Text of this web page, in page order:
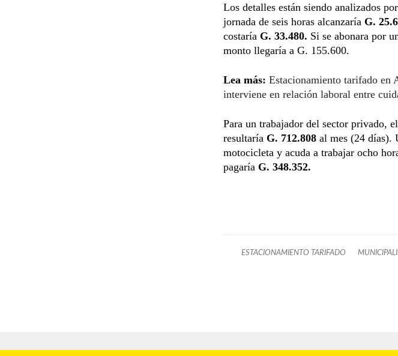
Los detalles están siendo analizados
jornada de seis horas alcanzaría G.
costaría G. 33.480. Si se abonara por
monto llegaría a G. 155.600.
Lea más: Estacionamiento tarifado en
interviene en relación laboral entre
Para un trabajador del sector privado,
resultaría G. 712.808 al mes (24 días).
motocicleta y acuda a trabajar ocho
pagaría G. 348.352.
ESTACIONAMIENTO TARIFADO